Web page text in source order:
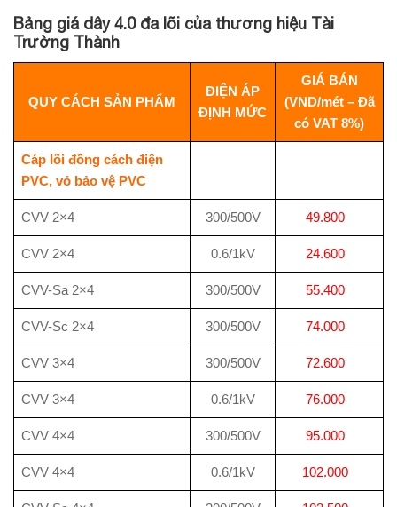
Bảng giá dây 4.0 đa lõi của thương hiệu Tài
Trường Thành
QUY CÁCH SẢN PHẨM
ĐIỆN ÁP
ĐỊNH MỨC
GIÁ BÁN
(VND/mét – Đã
có VAT 8%)
Cáp lõi đồng cách điện
PVC, vỏ bảo vệ PVC
CVV 2×4 300/500V 49.800
CVV 2×4 0.6/1kV 24.600
CVV-Sa 2×4 300/500V 55.400
CVV-Sc 2×4 300/500V 74.000
CVV 3×4 300/500V 72.600
CVV 3×4 0.6/1kV 76.000
CVV 4×4 300/500V 95.000
CVV 4×4 0.6/1kV 102.000